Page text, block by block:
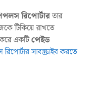
রিপোর্টারতার
টিকিয়ে রাখতে
একটিপেইড
সাবস্ক্রাইব করতে